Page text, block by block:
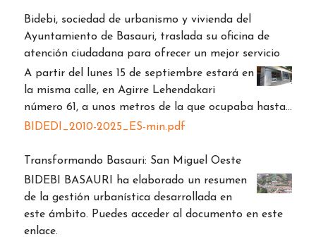
Bidebi, sociedad de urbanismo y vivienda del
Ayuntamiento de Basauri, traslada su oficina de
atención ciudadana para ofrecer un mejor servicio
A partir del lunes 15 de septiembre estará en
la misma calle, en Agirre Lehendakari
número 61, a unos metros de la que ocupaba hasta…
BIDEDI_2010-2025_ES-min.pdf
Transformando Basauri: San Miguel Oeste
BIDEBI BASAURI ha elaborado un resumen
de la gestión urbanística desarrollada en
este ámbito. Puedes acceder al documento en este
enlace.